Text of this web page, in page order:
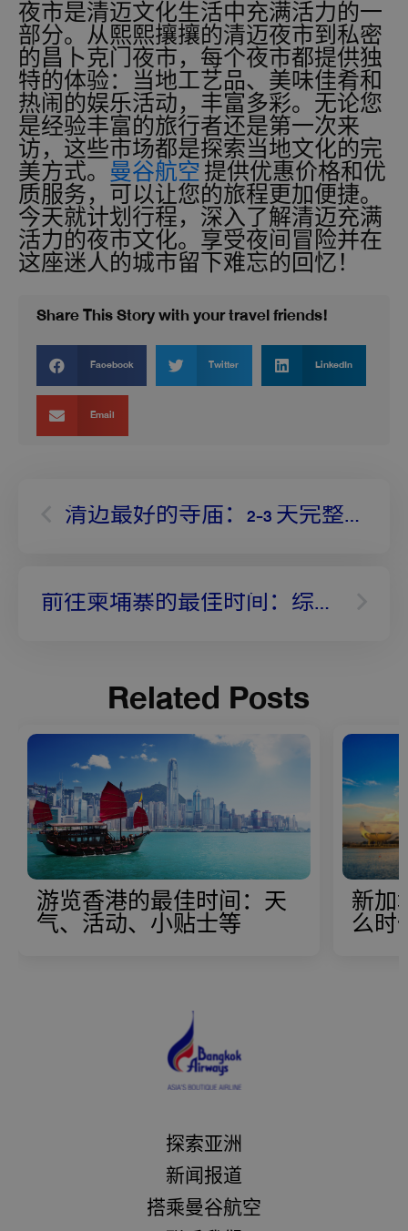
夜市是清迈文化生活中充满活力的一
部分。从熙熙攘攘的清迈夜市到私密
的昌卜克门夜市，每个夜市都提供独
特的体验：当地工艺品、美味佳肴和
热闹的娱乐活动，丰富多彩。无论您
是经验丰富的旅行者还是第一次来
访，这些市场都是探索当地文化的完
美方式。 曼谷航空 提供优惠价格和优
质服务，可以让您的旅程更加便捷。
今天就计划行程，深入了解清迈充满
活力的夜市文化。享受夜间冒险并在
这座迷人的城市留下难忘的回忆！
Share This Story with your travel friends!
Facebook Twitter LinkedIn
Email
清迈最好的寺庙：2-3 天完整行程
前往柬埔寨的最佳时间：综合指南
Related Posts
游览香港的最佳时间：天
气、活动、小贴士等
新加
么时
探索亚洲
新闻报道
搭乘曼谷航空